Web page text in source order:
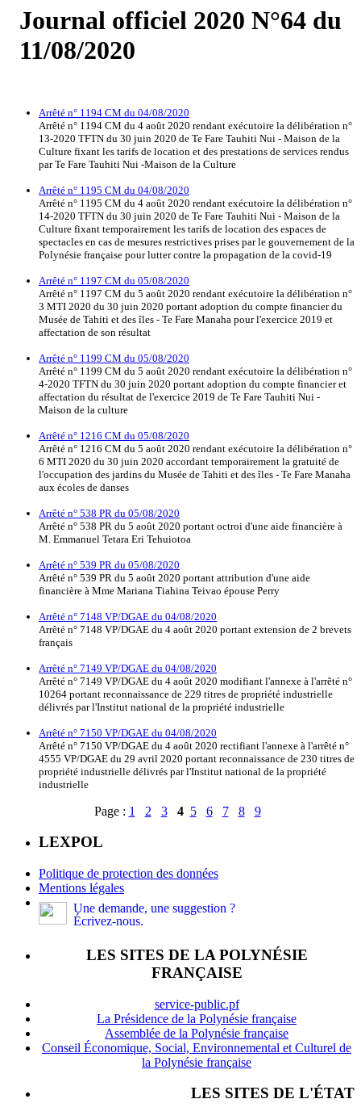
Journal officiel 2020 N°64 du
11/08/2020
Arrêté n° 1194 CM du 04/08/2020
Arrêté n° 1194 CM du 4 août 2020 rendant exécutoire la délibération n°
13-2020 TFTN du 30 juin 2020 de Te Fare Tauhiti Nui - Maison de la
Culture fixant les tarifs de location et des prestations de services rendus
par Te Fare Tauhiti Nui -Maison de la Culture
Arrêté n° 1195 CM du 04/08/2020
Arrêté n° 1195 CM du 4 août 2020 rendant exécutoire la délibération n°
14-2020 TFTN du 30 juin 2020 de Te Fare Tauhiti Nui - Maison de la
Culture fixant temporairement les tarifs de location des espaces de
spectacles en cas de mesures restrictives prises par le gouvernement de la
Polynésie française pour lutter contre la propagation de la covid-19
Arrêté n° 1197 CM du 05/08/2020
Arrêté n° 1197 CM du 5 août 2020 rendant exécutoire la délibération n°
3 MTI 2020 du 30 juin 2020 portant adoption du compte financier du
Musée de Tahiti et des îles - Te Fare Manaha pour l'exercice 2019 et
affectation de son résultat
Arrêté n° 1199 CM du 05/08/2020
Arrêté n° 1199 CM du 5 août 2020 rendant exécutoire la délibération n°
4-2020 TFTN du 30 juin 2020 portant adoption du compte financier et
affectation du résultat de l'exercice 2019 de Te Fare Tauhiti Nui -
Maison de la culture
Arrêté n° 1216 CM du 05/08/2020
Arrêté n° 1216 CM du 5 août 2020 rendant exécutoire la délibération n°
6 MTI 2020 du 30 juin 2020 accordant temporairement la gratuité de
l'occupation des jardins du Musée de Tahiti et des îles - Te Fare Manaha
aux écoles de danses
Arrêté n° 538 PR du 05/08/2020
Arrêté n° 538 PR du 5 août 2020 portant octroi d'une aide financière à
M. Emmanuel Tetara Eri Tehuiotoa
Arrêté n° 539 PR du 05/08/2020
Arrêté n° 539 PR du 5 août 2020 portant attribution d'une aide
financière à Mme Mariana Tiahina Teivao épouse Perry
Arrêté n° 7148 VP/DGAE du 04/08/2020
Arrêté n° 7148 VP/DGAE du 4 août 2020 portant extension de 2 brevets
français
Arrêté n° 7149 VP/DGAE du 04/08/2020
Arrêté n° 7149 VP/DGAE du 4 août 2020 modifiant l'annexe à l'arrêté n°
10264 portant reconnaissance de 229 titres de propriété industrielle
délivrés par l'Institut national de la propriété industrielle
Arrêté n° 7150 VP/DGAE du 04/08/2020
Arrêté n° 7150 VP/DGAE du 4 août 2020 rectifiant l'annexe à l'arrêté n°
4555 VP/DGAE du 29 avril 2020 portant reconnaissance de 230 titres de
propriété industrielle délivrés par l'Institut national de la propriété
industrielle
Page : 1 2 3 4 5 6 7 8 9
LEXPOL
Politique de protection des données
Mentions légales
Une demande, une suggestion ?
Écrivez-nous.
LES SITES DE LA POLYNÉSIE
FRANÇAISE
service-public.pf
La Présidence de la Polynésie française
Assemblée de la Polynésie française
Conseil Économique, Social, Environnemental et Culturel de
la Polynésie française
LES SITES DE L'ÉTAT